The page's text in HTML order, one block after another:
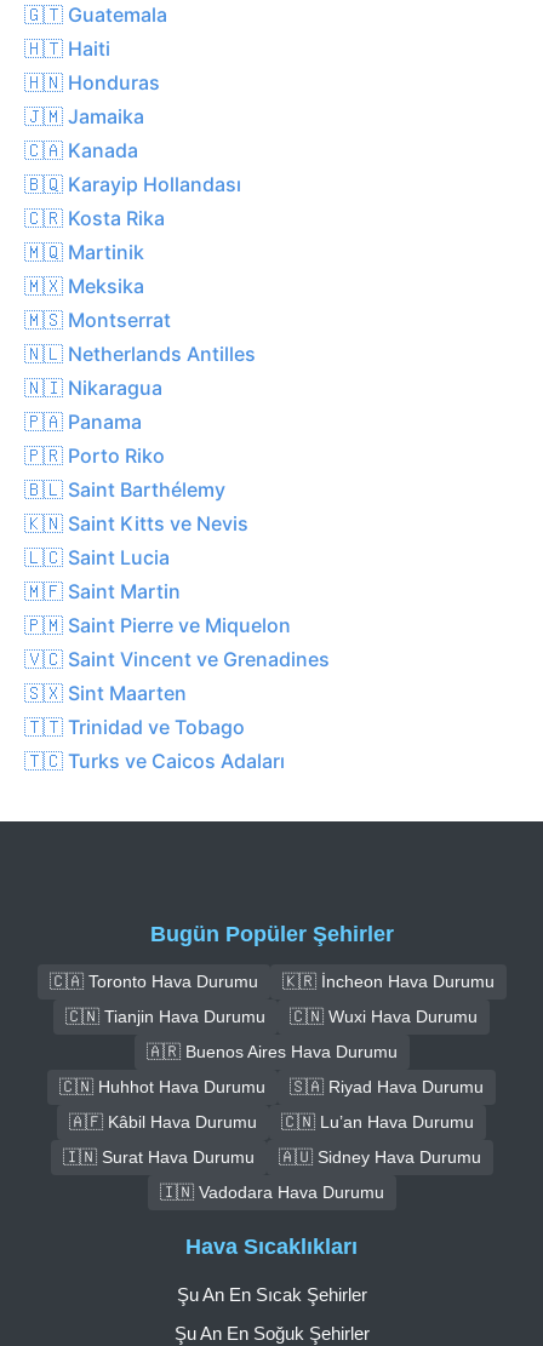
🇬🇹 Guatemala
🇭🇹 Haiti
🇭🇳 Honduras
🇯🇲 Jamaika
🇨🇦 Kanada
🇧🇶 Karayip Hollandası
🇨🇷 Kosta Rika
🇲🇶 Martinik
🇲🇽 Meksika
🇲🇸 Montserrat
🇳🇱 Netherlands Antilles
🇳🇮 Nikaragua
🇵🇦 Panama
🇵🇷 Porto Riko
🇧🇱 Saint Barthélemy
🇰🇳 Saint Kitts ve Nevis
🇱🇨 Saint Lucia
🇲🇫 Saint Martin
🇵🇲 Saint Pierre ve Miquelon
🇻🇨 Saint Vincent ve Grenadines
🇸🇽 Sint Maarten
🇹🇹 Trinidad ve Tobago
🇹🇨 Turks ve Caicos Adaları
Bugün Popüler Şehirler
🇨🇦 Toronto Hava Durumu
🇰🇷 İncheon Hava Durumu
🇨🇳 Tianjin Hava Durumu
🇨🇳 Wuxi Hava Durumu
🇦🇷 Buenos Aires Hava Durumu
🇨🇳 Huhhot Hava Durumu
🇸🇦 Riyad Hava Durumu
🇦🇫 Kâbil Hava Durumu
🇨🇳 Lu’an Hava Durumu
🇮🇳 Surat Hava Durumu
🇦🇺 Sidney Hava Durumu
🇮🇳 Vadodara Hava Durumu
Hava Sıcaklıkları
Şu An En Sıcak Şehirler
Şu An En Soğuk Şehirler